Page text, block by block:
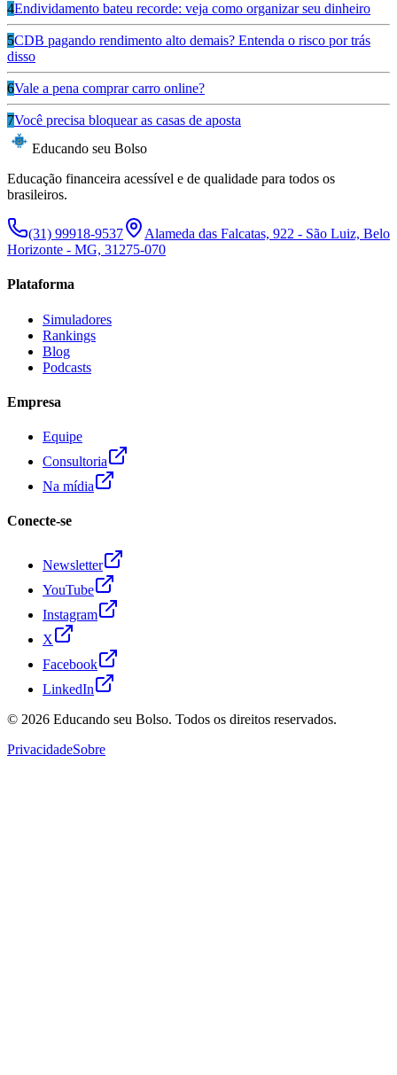
4Endividamento bateu recorde: veja como organizar seu dinheiro
5CDB pagando rendimento alto demais? Entenda o risco por trás
disso
6Vale a pena comprar carro online?
7Você precisa bloquear as casas de aposta
Educando seu Bolso
Educação financeira acessível e de qualidade para todos os
brasileiros.
(31) 99918-9537
Alameda das Falcatas, 922 - São Luiz, Belo
Horizonte - MG, 31275-070
Plataforma
Simuladores
Rankings
Blog
Podcasts
Empresa
Equipe
Consultoria
Na mídia
Conecte-se
Newsletter
YouTube
Instagram
X
Facebook
LinkedIn
© 2026 Educando seu Bolso. Todos os direitos reservados.
PrivacidadeSobre